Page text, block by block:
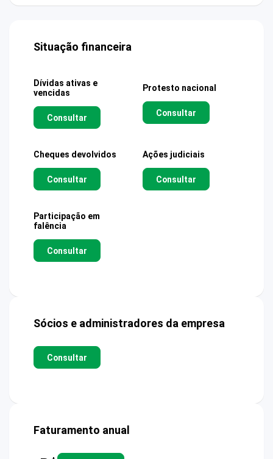
Situação financeira
Dívidas ativas e
vencidas
Consultar
Protesto nacional
Consultar
Cheques devolvidos
Consultar
Ações judiciais
Consultar
Participação em
falência
Consultar
Sócios e administradores da empresa
Consultar
Faturamento anual